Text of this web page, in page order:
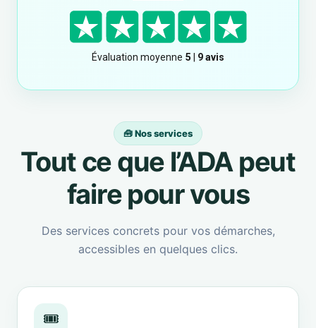
🧰 Nos services
Tout ce que l’ADA peut
faire pour vous
Des services concrets pour vos démarches,
accessibles en quelques clics.
🎟️